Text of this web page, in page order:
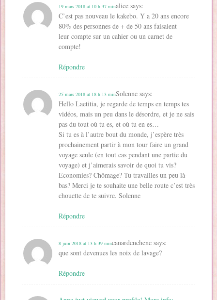
alice says:
19 mars 2018 at 10 h 37 min
C’est pas nouveau le kakebo. Y a 20 ans encore
80% des personnes de + de 50 ans faisaient
leur compte sur un cahier ou un carnet de
compte!
Répondre
Solenne says:
25 mars 2018 at 18 h 13 min
Hello Laetitia, je regarde de temps en temps tes
vidéos, mais un peu dans le désordre, et je ne sais
pas du tout où tu es, et où tu en es…
Si tu es à l’autre bout du monde, j’espère très
prochainement partir à mon tour faire un grand
voyage seule (en tout cas pendant une partie du
voyage) et j’aimerais savoir de quoi tu vis?
Economies? Chômage? Tu travailles un peu là-
bas? Merci je te souhaite une belle route c’est très
chouette de te suivre. Solenne
Répondre
canardenchene says:
8 juin 2018 at 13 h 39 min
que sont devenues les noix de lavage?
Répondre